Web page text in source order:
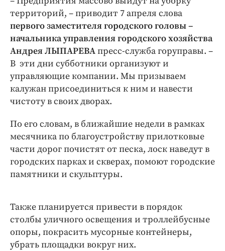
Интересное чтиво
Клиника года
Работодатель года
территорий, – приводит 7 апреля слова
первого заместителя городского головы –
начальника управления городского хозяйства
Андрея ЛЫПАРЕВАпресс-служба горуправы. –
В эти дни субботники организуют и
управляющие компании. Мы призываем
калужан присоединиться к ним и навести
чистоту в своих дворах.
По его словам, в ближайшие недели в рамках
месячника по благоустройству прилотковые
части дорог почистят от песка, лоск наведут в
городских парках и скверах, помоют городские
памятники и скульптуры.
Также планируется привести в порядок
столбы уличного освещения и троллейбусные
опоры, покрасить мусорные контейнеры,
убрать площадки вокруг них.